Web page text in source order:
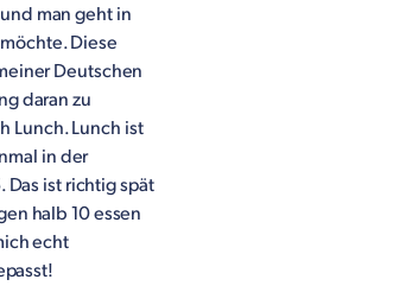
man geht in
Diese
Deutschen
daran zu
Lunch. Lunch ist
in der
Das ist richtig spät
halb 10 essen
echt